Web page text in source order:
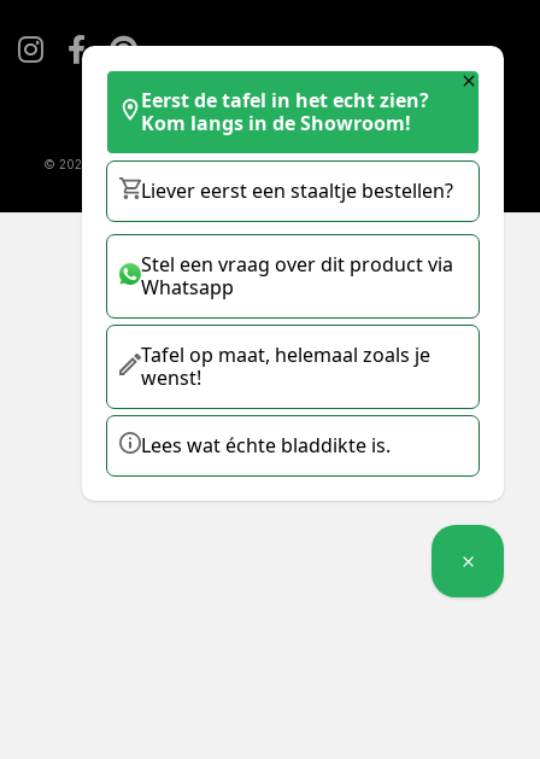
© 2025 KERAMISCHE TAFELS |COOKIE STATEMENT|DISCLAIMER| KVK:
61070416 | BTW: NL002142731B64
Eerst de tafel in het echt zien?
Kom langs in de Showroom!
Liever eerst een staaltje bestellen?
Stel een vraag over dit product via
Whatsapp
Tafel op maat, helemaal zoals je
wenst!
Lees wat échte bladdikte is.